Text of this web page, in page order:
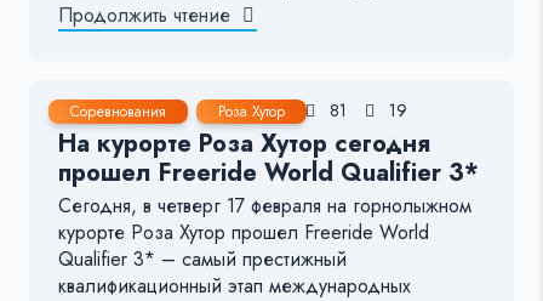
Продолжить чтение
Соревнования Роза Хутор
17 Фев, 2022 < 1 мин. 81 19
На курорте Роза Хутор сегодня
прошел Freeride World Qualifier 3*
Сегодня, в четверг 17 февраля на горнолыжном
курорте Роза Хутор прошел Freeride World
Qualifier 3* – самый престижный
квалификационный этап международных